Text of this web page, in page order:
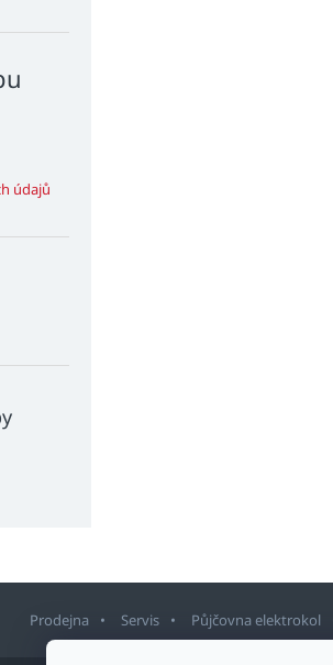
údajů
Prodejna Servis Půjčovna elektrokol